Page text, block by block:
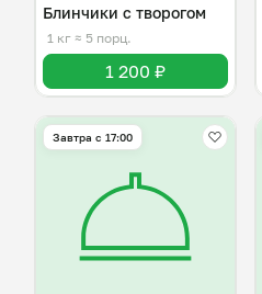
Блинчики с творогом
1 кг ≈ 5 порц.
1 200 ₽
Завтра c 17:00